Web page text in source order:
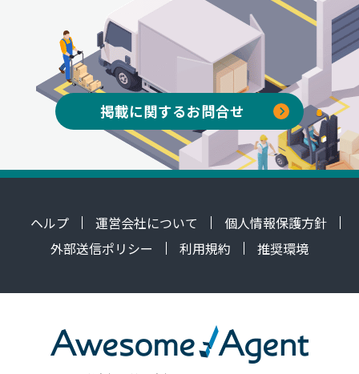
掲載に関するお問合せ
ヘルプ 運営会社について
個人情報保護方針
外部送信ポリシー
利用規約 推奨環境